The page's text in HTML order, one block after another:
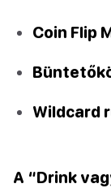
Coin Flip
Wildcard
A “Drink